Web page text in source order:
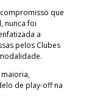
que
nunca foi
a
pelos Clubes
maioria,
de play-off na